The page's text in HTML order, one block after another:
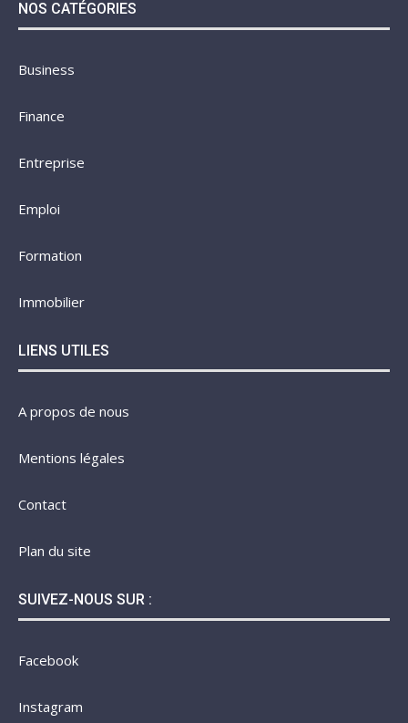
NOS CATÉGORIES
Business
Finance
Entreprise
Emploi
Formation
Immobilier
LIENS UTILES
A propos de nous
Mentions légales
Contact
Plan du site
SUIVEZ-NOUS SUR :
Facebook
Instagram